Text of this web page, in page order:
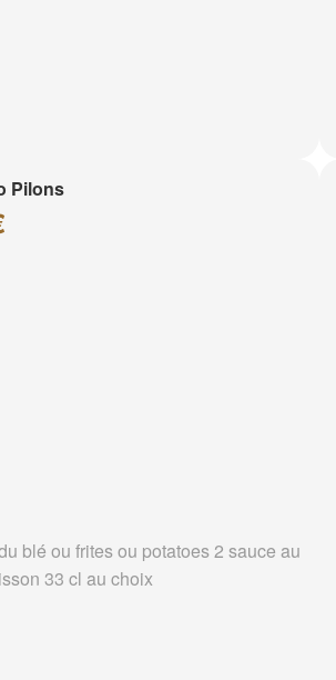
Pilons
blé ou frites ou potatoes 2 sauce au
33 cl au choix